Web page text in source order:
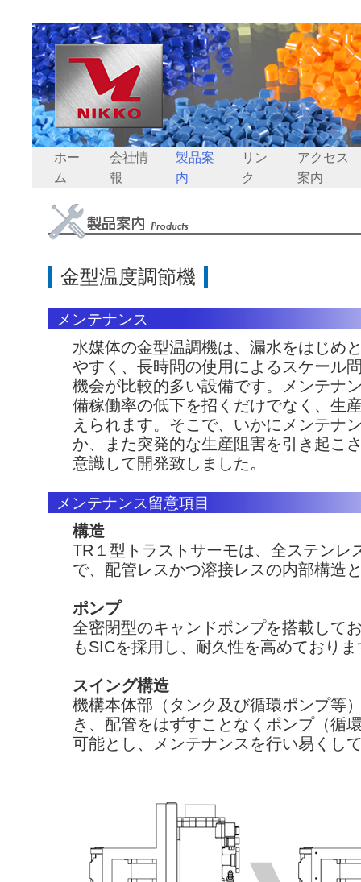
ホー
ム
会社情
報
製品案
内
リン
ク
アクセス
案内
金型温度調節機
メンテナンス
水媒体の金型温調機は、漏水をはじめ
やすく、長時間の使用によるスケール
機会が比較的多い設備です。メンテナ
備稼働率の低下を招くだけでなく、生
えられます。そこで、いかにメンテナ
か、また突発的な生産阻害を引き起こ
意識して開発致しました。
メンテナンス留意項目
構造
TR１型トラストサーモは、全ステンレ
で、配管レスかつ溶接レスの内部構造
ポンプ
全密閉型のキャンドポンプを搭載して
もSICを採用し、耐久性を高めておりま
スイング構造
機構本体部（タンク及び循環ポンプ等
き、配管をはずすことなくポンプ（循
可能とし、メンテナンスを行い易くし